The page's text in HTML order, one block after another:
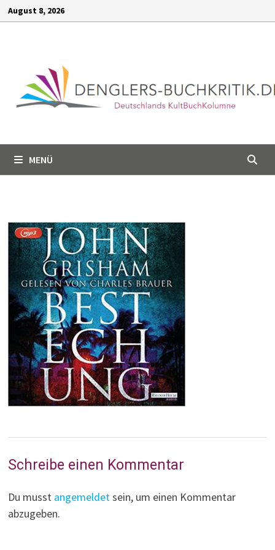
springen
Zum
Inhalt
August 8, 2026
MENÜ
Schreibe einen Kommentar
Du musst angemeldetsein, um einen Kommentar
abzugeben.